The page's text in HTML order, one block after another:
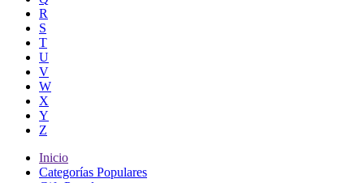
R
S
T
U
V
W
X
Y
Z
Inicio
Categorías Populares